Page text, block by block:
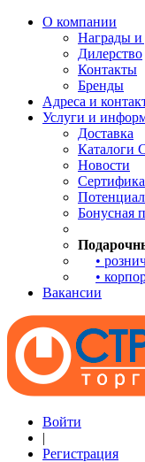
О компании
Награды и
Дилерство
Контакты
Бренды
Адреса и
Услуги и
Доставка
Каталоги
Новости
Бонусная
•
•
Вакансии
Войти
|
Регистрация